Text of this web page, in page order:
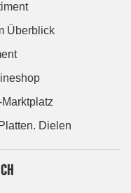
Überblick
Dielen